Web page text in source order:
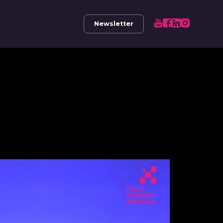
Newsletter